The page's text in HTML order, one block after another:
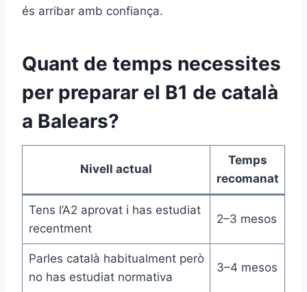
és arribar amb confiança.
Quant de temps necessites
per preparar el B1 de català
a Balears?
Nivell actual
Temps
recomanat
Tens l’A2 aprovat i has estudiat
recentment
2–3 mesos
Parles català habitualment però
no has estudiat normativa
3–4 mesos